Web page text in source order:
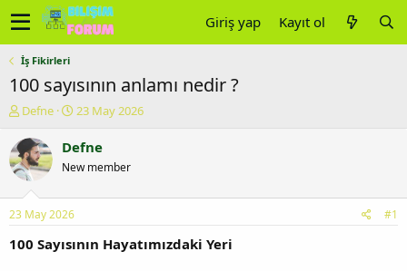
Giriş yap Kayıt ol
İş Fikirleri
100 sayısının anlamı nedir ?
K
n
u
y
b
a
ş
Defne
B
ş
a
ç
23 May 2026
Defne
New member
23 May 2026 #1
100 Sayısının Hayatımızdaki Yeri